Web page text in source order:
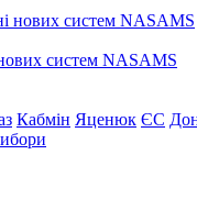
систем NASAMS
Кабмін Яценюк ЄС